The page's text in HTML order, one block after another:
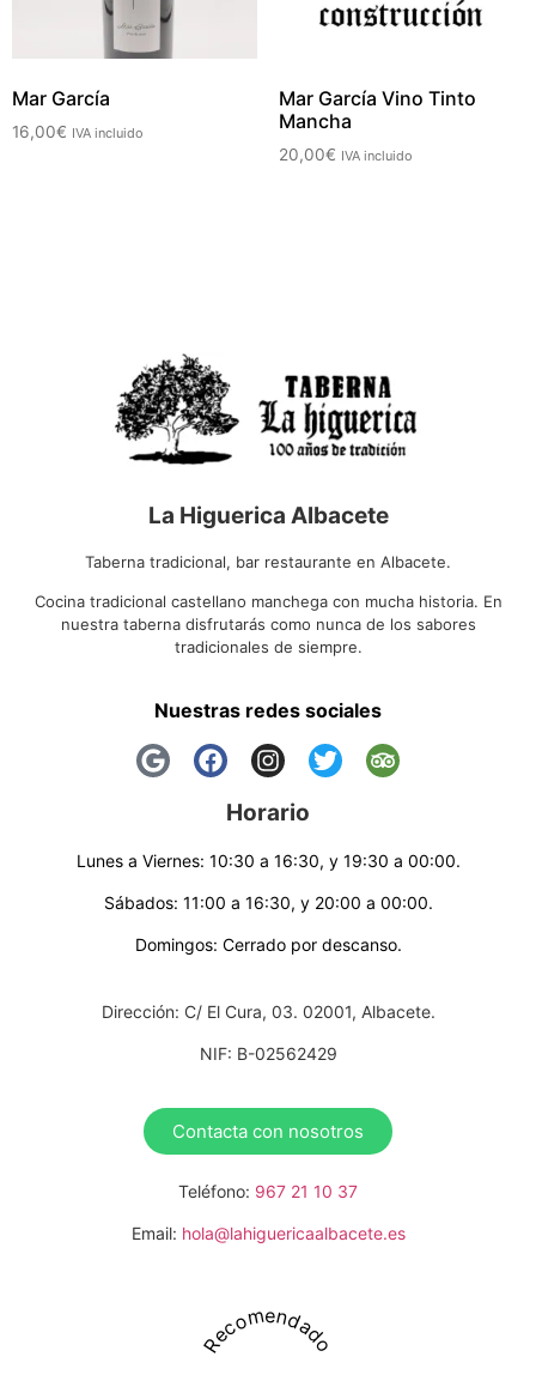
Mar García
16,00€ IVA incluido
Mar García Vino Tinto
Mancha
20,00€ IVA incluido
La Higuerica Albacete
Taberna tradicional, bar restaurante en Albacete.
Cocina tradicional castellano manchega con mucha historia. En
nuestra taberna disfrutarás como nunca de los sabores
tradicionales de siempre.
Nuestras redes sociales
Horario
Lunes a Viernes: 10:30 a 16:30, y 19:30 a 00:00.
Sábados: 11:00 a 16:30, y 20:00 a 00:00.
Domingos: Cerrado por descanso.
Dirección: C/ El Cura, 03. 02001, Albacete.
NIF: B-02562429
Contacta con nosotros
Teléfono: 967 21 10 37
Email: hola@lahiguericaalbacete.es
Recomendado